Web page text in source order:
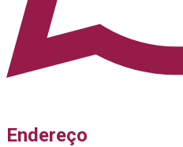
Endereço